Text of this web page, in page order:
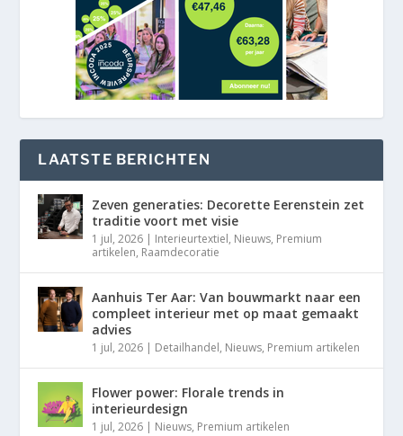
LAATSTE BERICHTEN
Zeven generaties: Decorette Eerenstein zet
traditie voort met visie
1 jul, 2026 | Interieurtextiel, Nieuws, Premium
artikelen, Raamdecoratie
Aanhuis Ter Aar: Van bouwmarkt naar een
compleet interieur met op maat gemaakt
advies
1 jul, 2026 | Detailhandel, Nieuws, Premium artikelen
Flower power: Florale trends in
interieurdesign
1 jul, 2026 | Nieuws, Premium artikelen